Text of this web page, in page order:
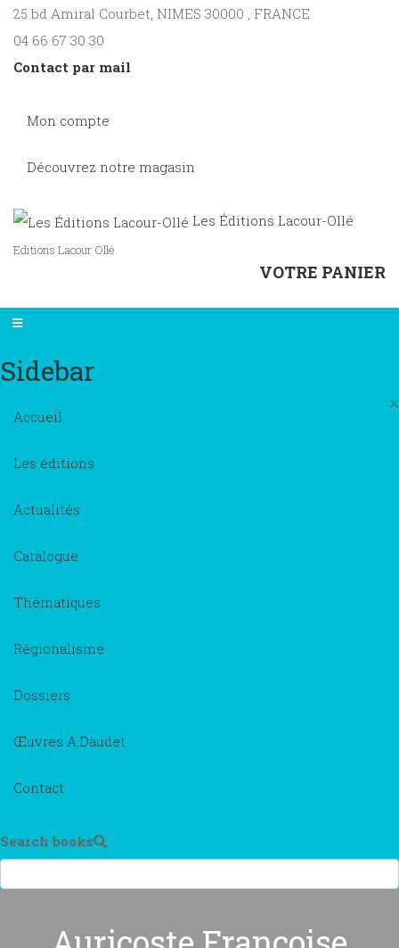
25 bd Amiral Courbet, NIMES 30000 , FRANCE
04 66 67 30 30
Contact par mail
Mon compte
Découvrez notre magasin
Les Éditions Lacour-Ollé
Editions Lacour Ollé
VOTRE PANIER
Sidebar
×
Accueil
Les éditions
Actualités
Catalogue
Thématiques
Régionalisme
Dossiers
Œuvres A.Daudet
Contact
Search books